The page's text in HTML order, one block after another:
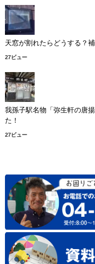
天窓が割れたらどうする？
27ビュー
我孫子駅名物「弥生軒の唐
た！
27ビュー